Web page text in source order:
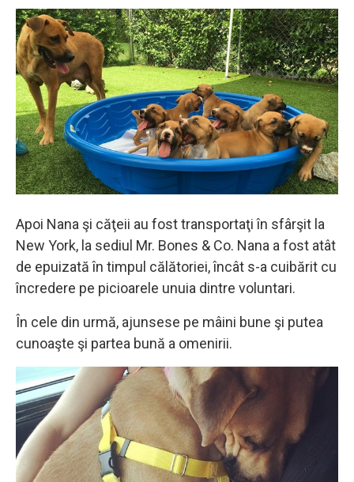
Apoi Nana şi căţeii au fost transportaţi în sfârşit la
New York, la sediul Mr. Bones & Co. Nana a fost atât
de epuizată în timpul călătoriei, încât s-a cuibărit cu
încredere pe picioarele unuia dintre voluntari.
În cele din urmă, ajunsese pe mâini bune şi putea
cunoaşte şi partea bună a omenirii.